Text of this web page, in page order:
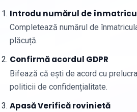
Introdu numărul de
Completează numărul de
plăcuță.
Confirmă acordul GDPR
Bifează că ești de acord cu
politicii de confidențialitate.
Apasă Verifică rovinietă